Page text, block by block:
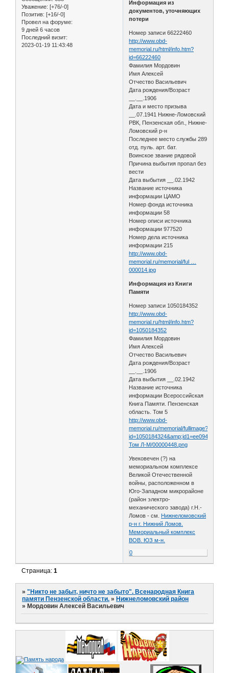
Уважение: [+76/-0]
Позитив: [+16/-0]
Провел на форуме:
9 дней 6 часов
Последний визит:
2023-01-19 11:43:48
Информация из
документов, уточняющих
потери
Номер записи 66222460
http://www.obd-
memorial.ru/html/info.htm?
id=66222460
Фамилия Мордовин
Имя Алексей
Отчество Васильевич
Дата рождения/Возраст
__.__.1906
Дата и место призыва
__.07.1941 Нижне-Ломовский
РВК, Пензенская обл., Нижне-
Ломовский р-н
Последнее место службы 289
отд. пуль. арт. бат.
Воинское звание рядовой
Причина выбытия пропал без
вести
Дата выбытия __.02.1942
Название источника
информации ЦАМО
Номер фонда источника
информации 58
Номер описи источника
информации 977520
Номер дела источника
информации 215
http://www.obd-
memorial.ru/memorial/ful …
000014.jpg
Информация из Книги
Памяти
Номер записи 1050184352
http://www.obd-
memorial.ru/html/info.htm?
id=1050184352
Фамилия Мордовин
Имя Алексей
Отчество Васильевич
Дата рождения/Возраст
__.__.1906
Дата выбытия __.02.1942
Название источника
информации Всероссийская
Книга Памяти. Пензенская
область. Том 5
http://www.obd-
memorial.ru/memorial/fullimage?
Том Л-М/00000448.png
Увековечен (?) на
мемориальном комплексе
Великой Отечественной
войны, расположенном в
Юго-Западном микрорайоне
(район электро-
механического завода) г.Н.-
Ломов - см. Нижнеломовский
р-н г. Нижний Ломов.
Мемориальный комплекс
ВОВ. ЮЗ м-н.
0
Страница:1
»"Никто не забыт, ничто не забыто". Всенародная Книга
памяти Пензенской области. » Нижнеломовский район
» Мордовин Алексей Васильевич